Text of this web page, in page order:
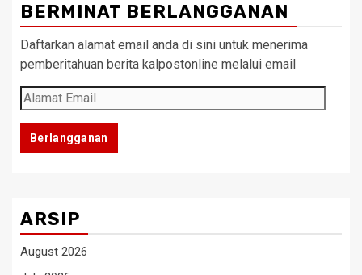
BERMINAT BERLANGGANAN
Daftarkan alamat email anda di sini untuk menerima
pemberitahuan berita kalpostonline melalui email
Alamat
Email
Berlangganan
ARSIP
August 2026